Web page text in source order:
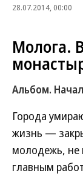
28.07.2014, 00:00
Молога.
Альбом.
Города
жизнь —
молодежь, не
главным